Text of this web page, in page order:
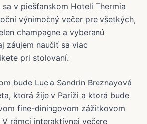
v piešťanskom Hoteli Thermia
výnimočný večer pre všetkých,
champagne a vyberanú
záujem naučiť sa viac
pri stolovaní.
bude Lucia Sandrin Breznayová
ktorá žije v Paríži a ktorá bude
fine-diningovom zážitkovom
V rámci interaktívnej večere